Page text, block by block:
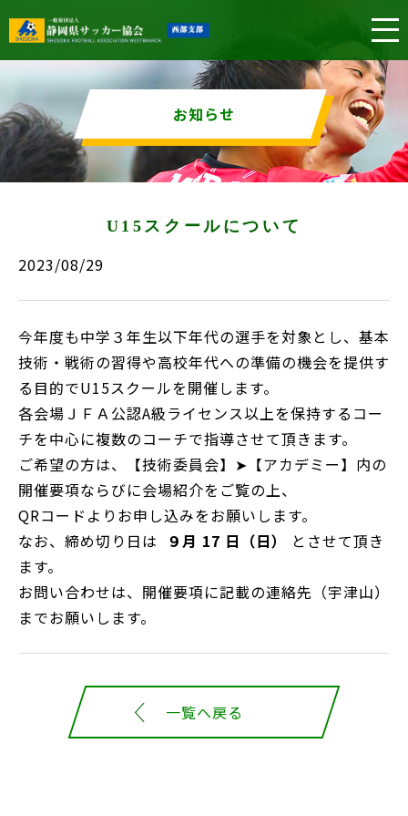
お知らせ
U15スクールについて
2023/08/29
今年度も中学３年生以下年代の選手を対象とし、基本
技術・戦術の習得や高校年代への準備の機会を提供す
る目的でU15スクールを開催します。
各会場ＪＦＡ公認A級ライセンス以上を保持するコー
チを中心に複数のコーチで指導させて頂きます。
ご希望の方は、【技術委員会】➤【アカデミー】内の
開催要項ならびに会場紹介をご覧の上、
QRコードよりお申し込みをお願いします。
なお、締め切り日は
９月 17 日（日）
とさせて頂き
ます。
お問い合わせは、開催要項に記載の連絡先（宇津山）
までお願いします。
一覧へ戻る